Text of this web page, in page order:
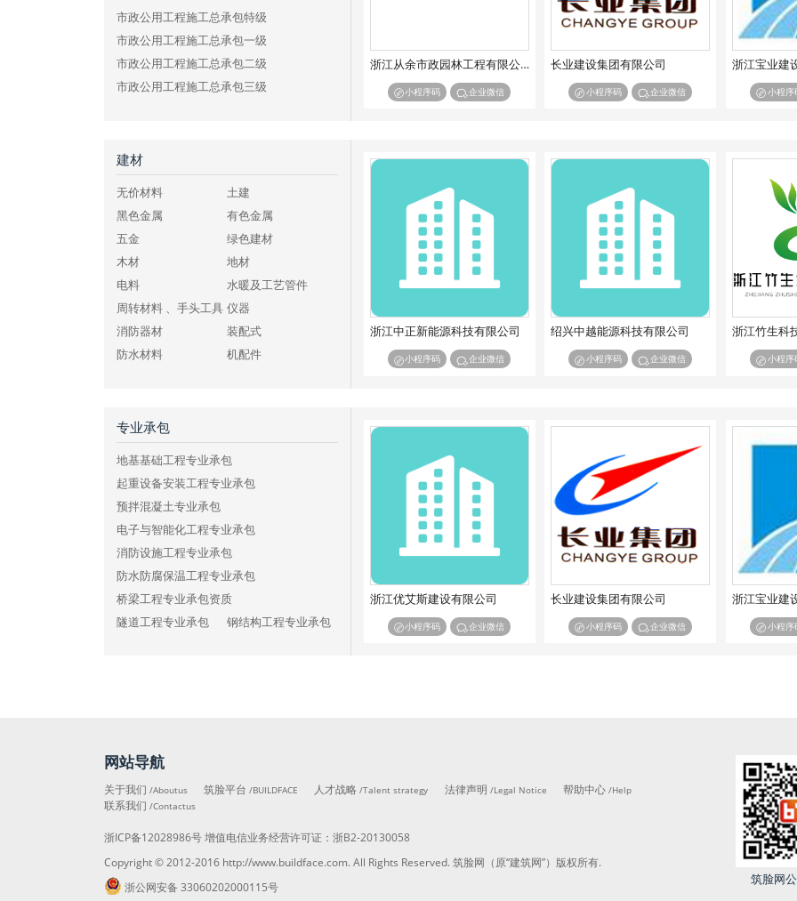
市政公用工程施工总承包特级
市政公用工程施工总承包一级
市政公用工程施工总承包二级
市政公用工程施工总承包三级
公路工程施工总承包二级
公路工程施工总承包三级
水利水电工程施工总承包特级
水利水电工程施工总承包一级
水利水电工程施工总承包二级
水利水电工程施工总承包三级
电力工程施工总承包特级
电力工程施工总承包一级
电力工程施工总承包二级
电力工程施工总承包三级
铁路工程施工总承包二级
铁路工程施工总承包三级
港口与航道工程施工总承包特级
港口与航道工程施工总承包一级
港口与航道工程施工总承包二级
港口与航道工程施工总承包三级
矿山工程施工总承包特级
矿山工程施工总承包一级
矿山工程施工总承包二级
石油化工工程施工总承包特级
石油化工工程施工总承包一级
石油化工工程施工总承包二级
通信工程施工总承包二级
通信工程施工总承包三级
浙江从余市政园林工程有限公司
小程序码 企业微信
长业建设集团有限公司
小程序码 企业微信
浙江宝业建
小程序
建材
无价材料
土建
黑色金属
有色金属
五金
绿色建材
木材
地材
电料
水暖及工艺管件
周转材料 、手头工具 仪器
消防器材
装配式
防水材料
机配件
浙江中正新能源科技有限公司
小程序码 企业微信
绍兴中越能源科技有限公司
小程序码 企业微信
浙江竹生科
小程序
专业承包
地基基础工程专业承包
起重设备安装工程专业承包
预拌混凝土专业承包
电子与智能化工程专业承包
消防设施工程专业承包
防水防腐保温工程专业承包
桥梁工程专业承包资质
隧道工程专业承包
钢结构工程专业承包
城市及道路照明工程专业承包
公路路面工程专业承包
公路路基工程专业承包
公路交通工程专业承包
铁路铺轨架梁工程专业承包
浙江优艾斯建设有限公司
小程序码 企业微信
长业建设集团有限公司
小程序码 企业微信
浙江宝业建
小程序
网站导航
关于我们 /Aboutus 筑脸平台/BUILDFACE 人才战略/Talent strategy 法律声明 /Legal Notice 帮助中心 /Help
联系我们 /Contactus
浙ICP备12028986号增值电信业务经营许可证： 浙B2-20130058
Copyright © 2012-2016 http://www.buildface.com. All Rights Reserved. 筑脸网（原“建筑网”）版权所有.
浙公网安备 33060202000115号
筑脸网